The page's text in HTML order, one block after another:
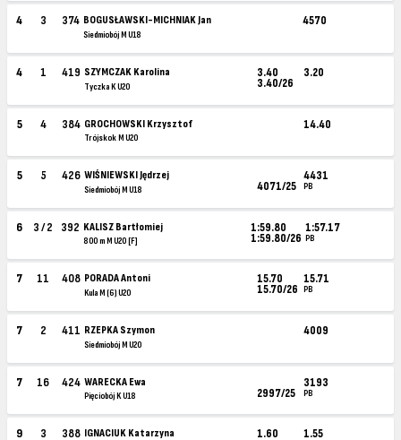
4 3 374 BOGUSŁAWSKI-MICHNIAK Jan
Siedmiobój M U18
4570
4 1 419 SZYMCZAK Karolina
Tyczka K U20
3.40
3.40/26
3.20
5 4 384 GROCHOWSKI Krzysztof
Trójskok M U20
14.40
5 5 426 WIŚNIEWSKI Jędrzej
Siedmiobój M U18 4071/25
4431
PB
6 3 / 2 392 KALISZ Bartłomiej
800 m M U20 [F]
1:59.80
1:59.80/26
1:57.17
PB
7 11 408 PORADA Antoni
Kula M (6) U20
15.70
15.70/26
15.71
PB
7 2 411 RZEPKA Szymon
Siedmiobój M U20
4009
7 16 424 WARECKA Ewa
Pięciobój K U18 2997/25
3193
PB
9 3 388 IGNACIUK Katarzyna 1.60 1.55